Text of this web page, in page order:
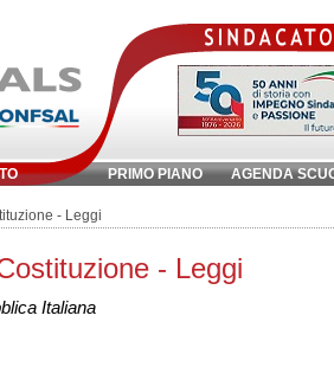
PRIMO PIANO AGENDA
Inserisci parola chiave:
- Leggi
- Leggi
Italiana